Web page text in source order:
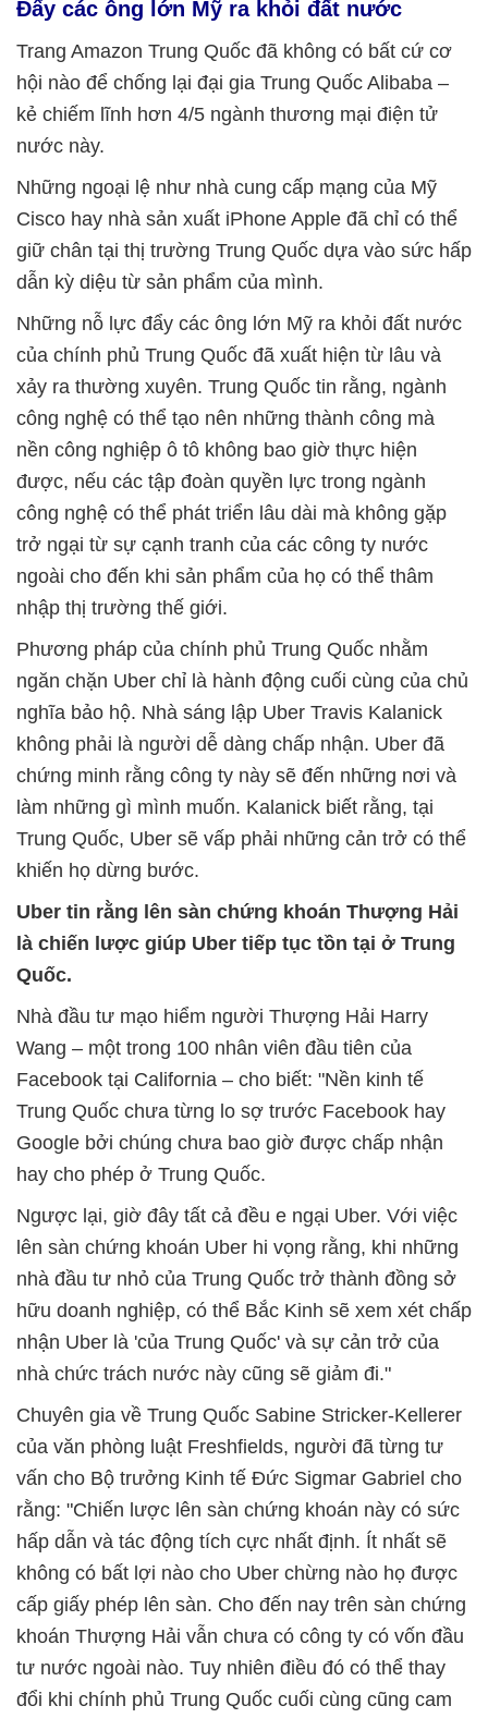
Đẩy các ông lớn Mỹ ra khỏi đất nước
Trang Amazon Trung Quốc đã không có bất cứ cơ
hội nào để chống lại đại gia Trung Quốc Alibaba –
kẻ chiếm lĩnh hơn 4/5 ngành thương mại điện tử
nước này.
Những ngoại lệ như nhà cung cấp mạng của Mỹ
Cisco hay nhà sản xuất iPhone Apple đã chỉ có thể
giữ chân tại thị trường Trung Quốc dựa vào sức hấp
dẫn kỳ diệu từ sản phẩm của mình.
Những nỗ lực đẩy các ông lớn Mỹ ra khỏi đất nước
của chính phủ Trung Quốc đã xuất hiện từ lâu và
xảy ra thường xuyên. Trung Quốc tin rằng, ngành
công nghệ có thể tạo nên những thành công mà
nền công nghiệp ô tô không bao giờ thực hiện
được, nếu các tập đoàn quyền lực trong ngành
công nghệ có thể phát triển lâu dài mà không gặp
trở ngại từ sự cạnh tranh của các công ty nước
ngoài cho đến khi sản phẩm của họ có thể thâm
nhập thị trường thế giới.
Phương pháp của chính phủ Trung Quốc nhằm
ngăn chặn Uber chỉ là hành động cuối cùng của chủ
nghĩa bảo hộ. Nhà sáng lập Uber Travis Kalanick
không phải là người dễ dàng chấp nhận. Uber đã
chứng minh rằng công ty này sẽ đến những nơi và
làm những gì mình muốn. Kalanick biết rằng, tại
Trung Quốc, Uber sẽ vấp phải những cản trở có thể
khiến họ dừng bước.
Uber tin rằng lên sàn chứng khoán Thượng Hải
là chiến lược giúp Uber tiếp tục tồn tại ở Trung
Quốc.
Nhà đầu tư mạo hiểm người Thượng Hải Harry
Wang – một trong 100 nhân viên đầu tiên của
Facebook tại California – cho biết: "Nền kinh tế
Trung Quốc chưa từng lo sợ trước Facebook hay
Google bởi chúng chưa bao giờ được chấp nhận
hay cho phép ở Trung Quốc.
Ngược lại, giờ đây tất cả đều e ngại Uber. Với việc
lên sàn chứng khoán Uber hi vọng rằng, khi những
nhà đầu tư nhỏ của Trung Quốc trở thành đồng sở
hữu doanh nghiệp, có thể Bắc Kinh sẽ xem xét chấp
nhận Uber là 'của Trung Quốc' và sự cản trở của
nhà chức trách nước này cũng sẽ giảm đi."
Chuyên gia về Trung Quốc Sabine Stricker-Kellerer
của văn phòng luật Freshfields, người đã từng tư
vấn cho Bộ trưởng Kinh tế Đức Sigmar Gabriel cho
rằng: "Chiến lược lên sàn chứng khoán này có sức
hấp dẫn và tác động tích cực nhất định. Ít nhất sẽ
không có bất lợi nào cho Uber chừng nào họ được
cấp giấy phép lên sàn. Cho đến nay trên sàn chứng
khoán Thượng Hải vẫn chưa có công ty có vốn đầu
tư nước ngoài nào. Tuy nhiên điều đó có thể thay
đổi khi chính phủ Trung Quốc cuối cùng cũng cam